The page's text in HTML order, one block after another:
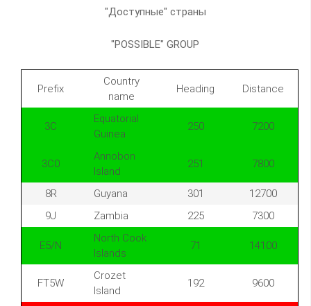
"Доступные" страны
"POSSIBLE" GROUP
Prefix
Country
name
Heading Distance
3C
Equatorial
Guinea
250 7200
3C0
Annobon
Island
251 7800
8R Guyana 301
12700
9J
Zambia 225 7300
E5/N
North Cook
Islands
71 14100
FT5W
Crozet
Island
192 9600